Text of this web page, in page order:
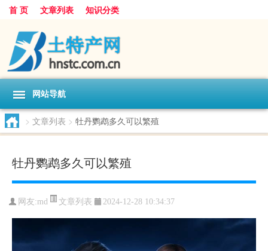
首 页 文章列表 知识分类
网站导航
> 文章列表 > 牡丹鹦鹉多久可以繁殖
牡丹鹦鹉多久可以繁殖
网友:md 文章列表 2024-12-28 10:34:37